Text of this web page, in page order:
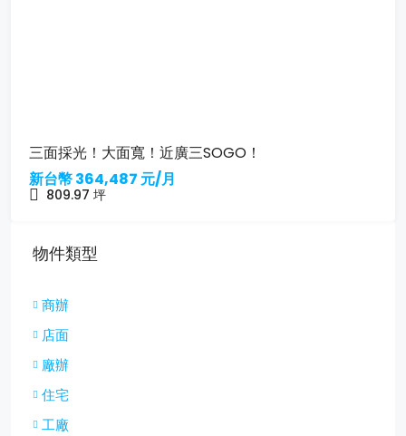
三面採光！大面寬！近廣三SOGO！
新台幣364,487 元/月
809.97 坪
物件類型
商辦
店面
廠辦
住宅
工廠